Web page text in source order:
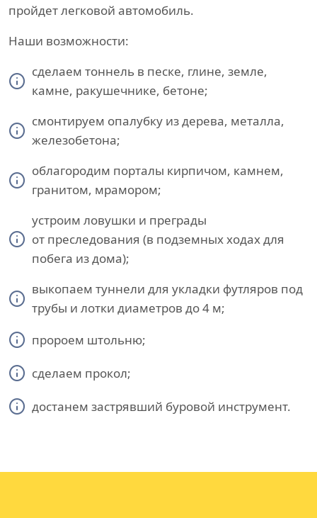
пройдет легковой автомобиль.
Наши возможности:
сделаем тоннель в песке, глине, земле,
камне, ракушечнике, бетоне;
смонтируем опалубку из дерева, металла,
железобетона;
облагородим порталы кирпичом, камнем,
гранитом, мрамором;
устроим ловушки и преграды
от преследования (в подземных ходах для
побега из дома);
выкопаем туннели для укладки футляров под
трубы и лотки диаметров до 4 м;
пророем штольню;
сделаем прокол;
достанем застрявший буровой инструмент.